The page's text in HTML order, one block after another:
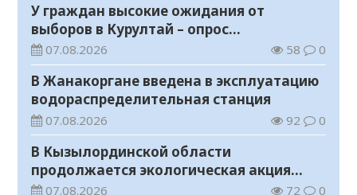
У граждан высокие ожидания от
выборов в Курултай – опрос
общественного мнения
07.08.2026 58 0
В Жанакоргане введена в эксплуатацию
водораспределительная станция
07.08.2026 92 0
В Кызылординской области
продолжается экологическая акция
«Таза Қазақстан»
07.08.2026 72 0